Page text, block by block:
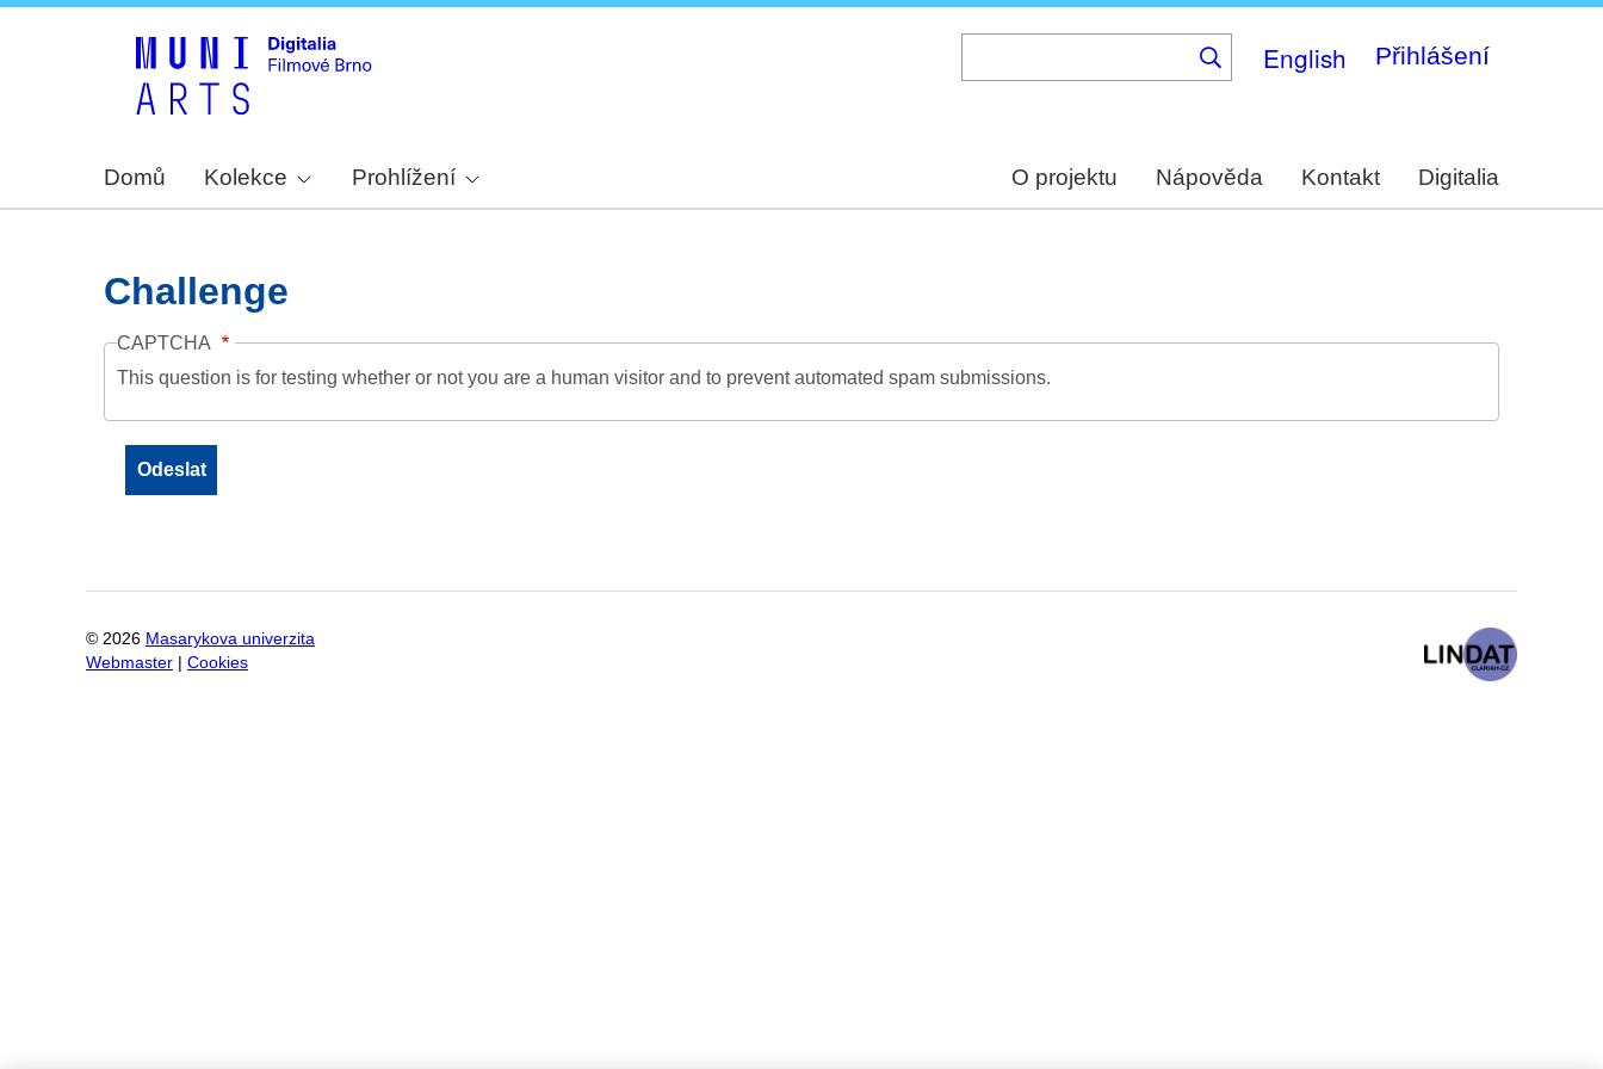
English Přihlášení
Domů Kolekce Prohlížení O projektu Nápověda Kontakt Digitalia
Challenge
CAPTCHA
This question is for testing whether or not you are a human visitor and to prevent automated spam submissions.
© 2026 Masarykova univerzita
Webmaster
Cookies